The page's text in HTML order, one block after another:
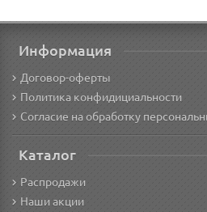
Информация
Договор-оферты
Политика конфидициальности
Согласие на обработку
Каталог
Распродажи
Наши акции